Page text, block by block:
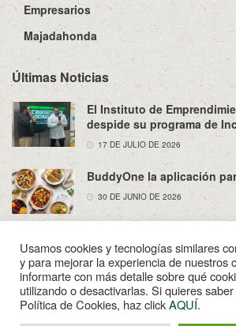
Empresarios
Majadahonda
Últimas Noticias
El Instituto de
despide su programa de
17 DE JULIO DE 2026
BuddyOne la aplicación
30 DE JUNIO DE 2026
Sobre Nosotros Política de Privacidad
Contacto
Usamos cookies y tecnologías similares
y para mejorar la experiencia de nuestros
informarte con más detalle sobre qué
utilizando o desactivarlas. Si quieres
Política de Cookies, haz clickAQUÍ.